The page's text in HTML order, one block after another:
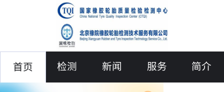
首页 检测 新闻 服务 简介